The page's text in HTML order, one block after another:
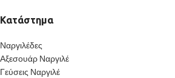
Κατάστημα
Ναργιλέδες
Αξεσουάρ Ναργιλέ
Γεύσεις Ναργιλέ